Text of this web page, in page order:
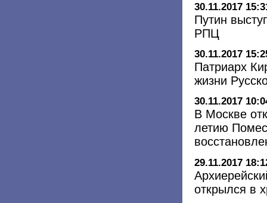
30.11.2017
Путин
РПЦ
30.11.2017
Патриарх
жизни
30.11.2017
В Москве
летию
29.11.2017
открылся в